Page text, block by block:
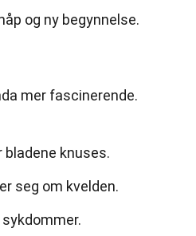
og ny begynnelse.
mer fascinerende.
knuses.
seg om kvelden.